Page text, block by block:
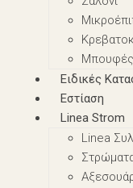
Μπουφές
Ειδικές
Εστίαση
Linea Strom
Linea